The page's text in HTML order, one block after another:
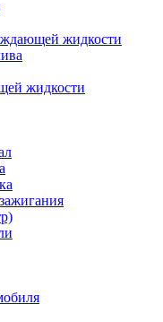
жидкости
жидкости